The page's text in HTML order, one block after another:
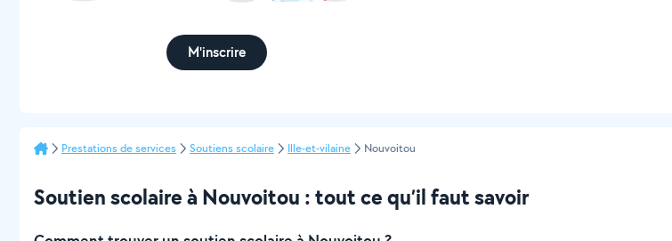
M'inscrire
Prestations de services Soutiens scolaire Ille-et-vilaine Nouvoitou
Soutien scolaire à Nouvoitou : tout ce qu’il faut savoir